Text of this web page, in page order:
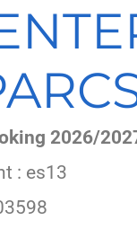
2026/
: es13